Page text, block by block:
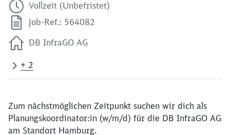
Vollzeit (Unbefristet)
Job-Ref.: 564082
DB InfraGO AG
+ 2
Zum nächstmöglichen Zeitpunkt suchen wir dich als
Planungskoordinator:in (w/m/d) für die DB InfraGO AG
am Standort Hamburg.